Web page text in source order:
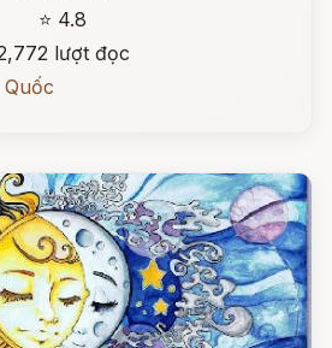
⭐ 4.8
lượt đọc